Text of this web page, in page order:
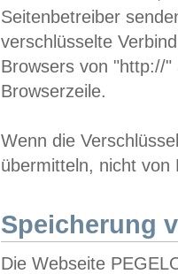
Seitenbetreiber
verschlüsselte
Browsers von "http://
Browserzeile.
Wenn die
übermitteln, nicht von
Speicherung
Die Webseite